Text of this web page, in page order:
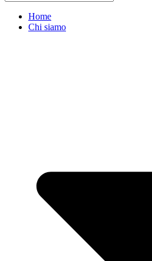
Home
Chi siamo